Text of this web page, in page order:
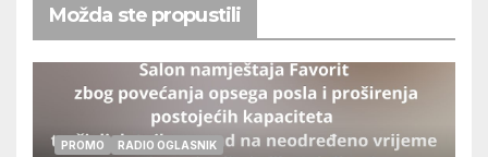
Možda ste propustili
PROMO RADIO OGLASNIK